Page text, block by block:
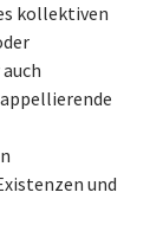
kollektiven
und